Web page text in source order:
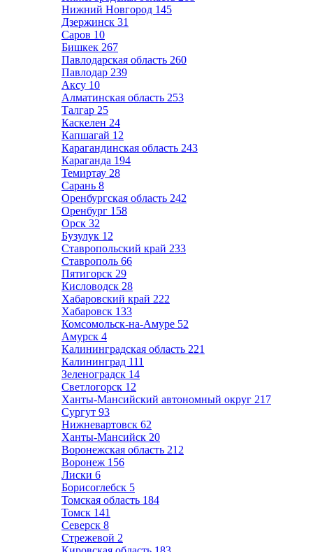
Нижний Новгород 145
Дзержинск 31
Саров 10
Бишкек 267
Павлодарская область 260
Павлодар 239
Аксу 10
Алматинская область 253
Талгар 25
Каскелен 24
Капшагай 12
Карагандинская область 243
Караганда 194
Темиртау 28
Сарань 8
Оренбургская область 242
Оренбург 158
Орск 32
Бузулук 12
Ставропольский край 233
Ставрополь 66
Пятигорск 29
Кисловодск 28
Хабаровский край 222
Хабаровск 133
Комсомольск-на-Амуре 52
Амурск 4
Калининградская область 221
Калининград 111
Зеленоградск 14
Светлогорск 12
Ханты-Мансийский автономный округ 217
Сургут 93
Нижневартовск 62
Ханты-Мансийск 20
Воронежская область 212
Воронеж 156
Лиски 6
Борисоглебск 5
Томская область 184
Томск 141
Северск 8
Стрежевой 2